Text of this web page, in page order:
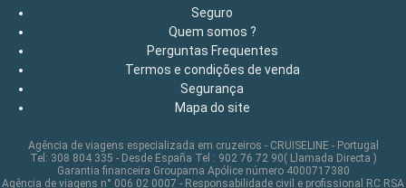
Seguro
Quem somos ?
Perguntas Frequentes
Termos e condições de venda
Segurança
Mapa do site
Agência de viagens especializada em cruzeiros - CRUISELINE - Portugal
Tel: 308 804 335 - Desde España Tel : 902 76 72 90( Llamada Directa )
Garantia financeira Groupama Apólice número 4000717380
Agência de viagens n° 006 02 0007 - Responsabilidade civil e profissional RC RSA